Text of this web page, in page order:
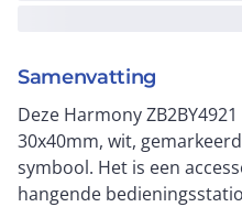
Samenvatting
Deze Harmony
30x40mm, wit,
symbool. Het is een
hangende